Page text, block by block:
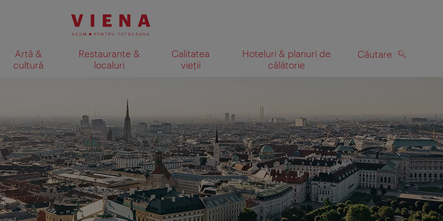
Artă &
cultură
Restaurante &
localuri
Calitatea
vieții
Hoteluri & planuri de
călătorie
Căutare